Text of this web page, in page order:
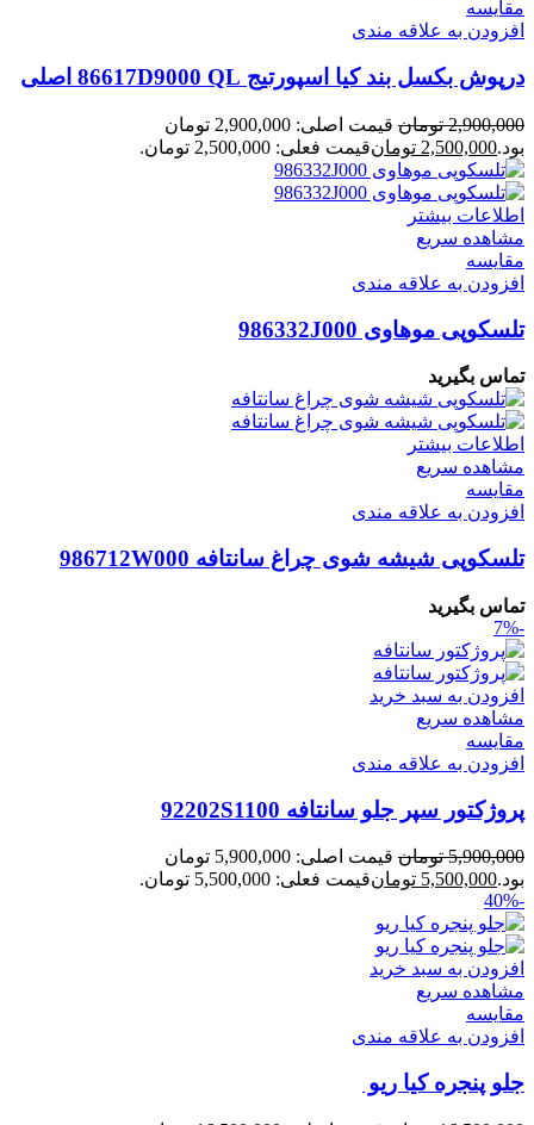
مقایسه
افزودن به علاقه مندی
درپوش بکسل بند کیا اسپورتیج 86617D9000 QL اصلی
2,900,000 تومان
قیمت اصلی: 2,900,000 تومان
بود.2,500,000 تومانقیمت فعلی: 2,500,000 تومان.
اطلاعات بیشتر
مشاهده سریع
مقایسه
افزودن به علاقه مندی
تلسکوپی موهاوی 986332J000
تماس بگیرید
اطلاعات بیشتر
مشاهده سریع
مقایسه
افزودن به علاقه مندی
تلسکوپی شیشه شوی چراغ سانتافه 986712W000
تماس بگیرید
-7%
افزودن به سبد خرید
مشاهده سریع
مقایسه
افزودن به علاقه مندی
پروژکتور سپر جلو سانتافه 92202S1100
5,900,000 تومان
قیمت اصلی: 5,900,000 تومان
بود.5,500,000 تومانقیمت فعلی: 5,500,000 تومان.
-40%
افزودن به سبد خرید
مشاهده سریع
مقایسه
افزودن به علاقه مندی
جلو پنجره کیا ریو